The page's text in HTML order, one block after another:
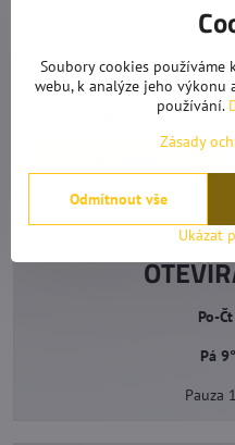
SunPro SUNDOCAN 150W LED
Skladem
7950 Kč
Po-
Pá
Pauza
Soubory cookies
webu, k analýze jeho výkonu
používání.
Zásady
Ukázat
Odmítnout vše